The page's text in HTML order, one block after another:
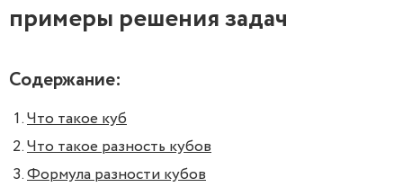
примеры решения задач
Содержание:
Что такое куб
Что такое разность кубов
Формула разности кубов